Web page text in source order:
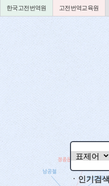
한국고전번역원 고전번역교육원
ㆍ인기검